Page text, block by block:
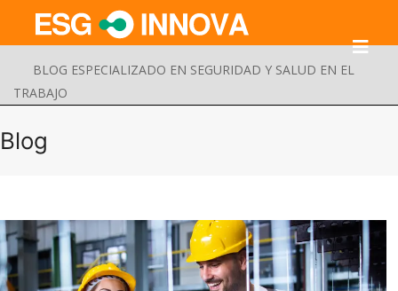
BLOG ESPECIALIZADO EN SEGURIDAD Y SALUD EN EL
TRABAJO
Blog